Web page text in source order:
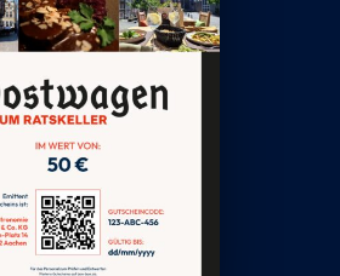
Frohe Weihnachten
Berlin
Hamburg
Frankfurt
Düsseldorf
Stuttgart
Essen
-------